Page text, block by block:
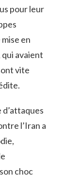
pour leur
en
avaient
vite
l’Iran a
choc